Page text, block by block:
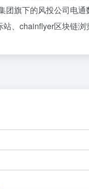
旗下的风投公司电
、chainflyer区块链浏